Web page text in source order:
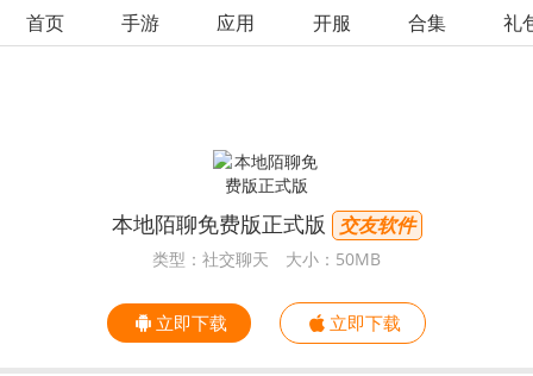
首页 手游 应用 开服 合集 礼
本地陌聊免费版正式版 交友软件
类型：社交聊天 大小：50MB
立即下载 立即下载